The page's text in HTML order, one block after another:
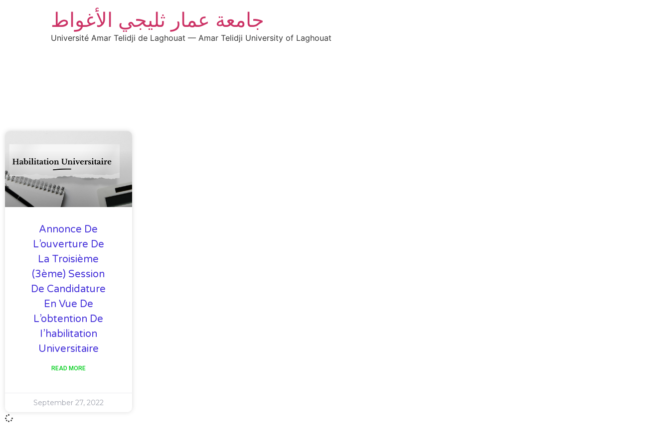
جامعة عمار ثليجي الأغواط
Université Amar Telidji de Laghouat — Amar Telidji University of Laghouat
Annonce De
L’ouverture De
La Troisième
(3ème) Session
De Candidature
En Vue De
L’obtention De
I’habilitation
Universitaire
READ MORE
September 27, 2022